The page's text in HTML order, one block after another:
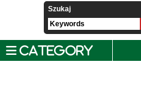
Szukaj
CATEGORY